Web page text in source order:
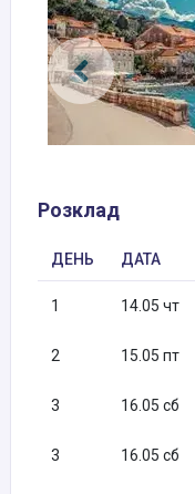
Розклад
ДЕНЬ ДАТА
1 14.05 чт
2 15.05 пт
3 16.05 сб
3 16.05 сб